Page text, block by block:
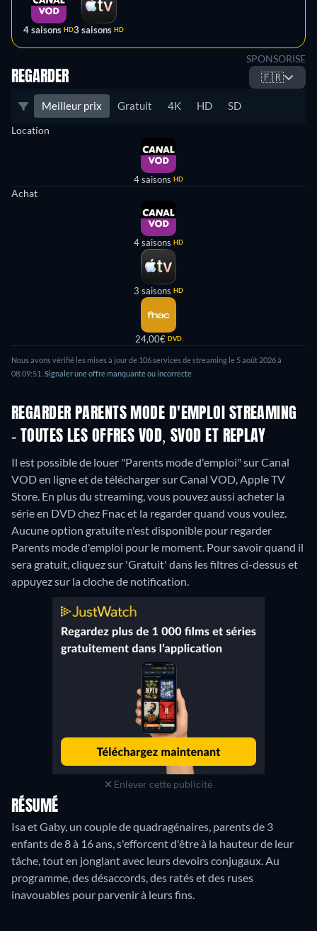
4 saisons HD3 saisons HD
SPONSORISE
REGARDER 🇫🇷
Meilleur prix Gratuit 4K HD SD
Location
4 saisons HD
Achat
4 saisons HD
3 saisons HD
24,00€ DVD
Nous avons vérifié les mises à jour de 106 services de streaming le 5 août 2026 à
08:09:51. Signaler une offre manquante ou incorrecte
REGARDER PARENTS MODE D'EMPLOI STREAMING
- TOUTES LES OFFRES VOD, SVOD ET REPLAY
Il est possible de louer "Parents mode d'emploi" sur Canal
VOD en ligne et de télécharger sur Canal VOD, Apple TV
Store. En plus du streaming, vous pouvez aussi acheter la
série en DVD chez Fnac et la regarder quand vous voulez.
Aucune option gratuite n'est disponible pour regarder
Parents mode d'emploi pour le moment. Pour savoir quand il
sera gratuit, cliquez sur 'Gratuit' dans les filtres ci-dessus et
appuyez sur la cloche de notification.
Enlever cette publicité
RÉSUMÉ
Isa et Gaby, un couple de quadragénaires, parents de 3
enfants de 8 à 16 ans, s'efforcent d'être à la hauteur de leur
tâche, tout en jonglant avec leurs devoirs conjugaux. Au
programme, des désaccords, des ratés et des ruses
inavouables pour parvenir à leurs fins.